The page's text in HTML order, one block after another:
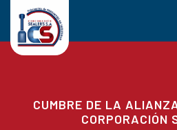
CUMBRE DE LA
CORPORACIÓN